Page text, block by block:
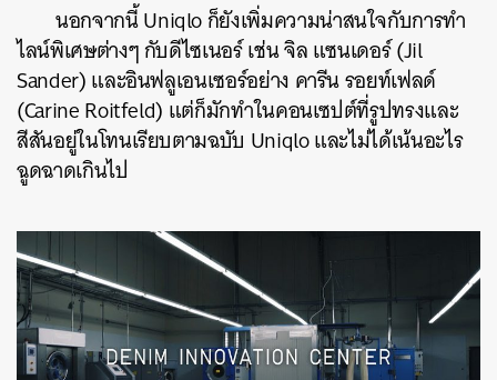
นอกจากนี้ Uniqlo ก็ยังเพิ่มความน่าสนใจกับการทำ
ไลน์พิเศษต่างๆ กับดีไซเนอร์ เช่น จิล แซนเดอร์ (Jil
Sander) และอินฟลูเอนเซอร์อย่าง คารีน รอยท์เฟลด์
(Carine Roitfeld) แต่ก็มักทำในคอนเซปต์ที่รูปทรงและ
สีสันอยู่ในโทนเรียบตามฉบับ Uniqlo และไม่ได้เน้นอะไร
ฉูดฉาดเกินไป